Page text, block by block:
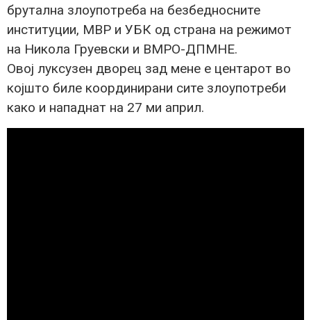
брутална злоупотреба на безбедносните
институции, МВР и УБК од страна на режимот
на Никола Груевски и ВМРО-ДПМНЕ.
Овој луксузен дворец зад мене е центарот во
којшто биле координирани сите злоупотреби
како и нападнат на 27 ми април.